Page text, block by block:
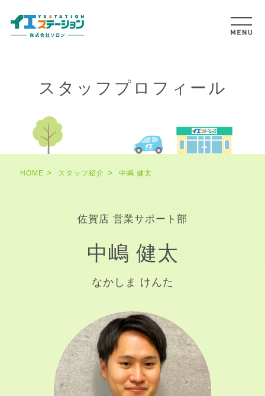
スタッフプロフィール
HOME スタッフ紹介 中嶋 健太
佐賀店 営業サポート部
中嶋 健太
なかしま けんた